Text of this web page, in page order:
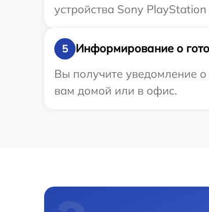
устройства Sony
5
Информирование о
Вы получите уведомление
вам домой или в офис.